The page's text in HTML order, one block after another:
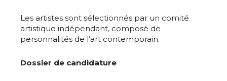
Les artistes sont sélectionnés par un comité
artistique indépendant, composé de
personnalités de l’art contemporain.
Dossier de candidature